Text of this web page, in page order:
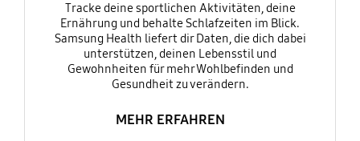
Tracke deine sportlichen Aktivitäten, deine
Ernährung und behalte Schlafzeiten im Blick.
Samsung Health liefert dir Daten, die dich dabei
unterstützen, deinen Lebensstil und
Gewohnheiten für mehr Wohlbefinden und
Gesundheit zu verändern.
MEHR ERFAHREN